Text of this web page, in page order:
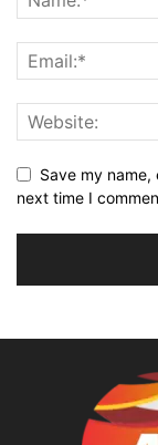
Save my
next time I